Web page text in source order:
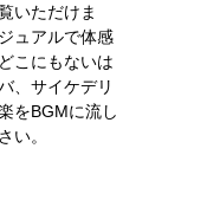
いただけま
ュアルで体感
こにもないは
、サイケデリ
をBGMに流し
い。